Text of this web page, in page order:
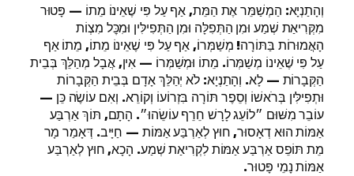
וְהָתַנְיָא: הַמְשַׁמֵּר אֶת הַמֵּת, אַף עַל פִּי שֶׁאֵינוֹ מֵתוֹ — פָּטוּר
מִקְּרִיאַת שְׁמַע וּמִן הַתְּפִלָּה וּמִן הַתְּפִילִּין וּמִכׇּל מִצְוֹת
הָאֲמוּרוֹת בַּתּוֹרָה! מְשַׁמְּרוֹ, אַף עַל פִּי שֶׁאֵינוֹ מֵתוֹ, מֵתוֹ אַף
עַל פִּי שֶׁאֵינוֹ מְשַׁמְּרוֹ. מֵתוֹ וּמְשַׁמְּרוֹ — אִין, אֲבָל מְהַלֵּךְ בְּבֵית
הַקְּבָרוֹת — לָא. וְהָתַנְיָא: לֹא יְהַלֵּךְ אָדָם בְּבֵית הַקְּבָרוֹת
וּתְפִילִּין בְּרֹאשׁוֹ וְסֵפֶר תּוֹרָה בִּזְרוֹעוֹ וְקוֹרֵא. וְאִם עוֹשֶׂה כֵּן —
עוֹבֵר מִשּׁוּם ״לוֹעֵג לָרָשׁ חֵרֵף עוֹשֵׂהוּ״. הָתָם, תּוֹךְ אַרְבַּע
אַמּוֹת הוּא דְאָסוּר, חוּץ לְאַרְבַּע אַמּוֹת — חַיָּיב. דְּאָמַר מָר
מֵת תּוֹפֵס אַרְבַּע אַמּוֹת לִקְרִיאַת שְׁמַע. הָכָא, חוּץ לְאַרְבַּע
אַמּוֹת נָמֵי פָּטוּר.